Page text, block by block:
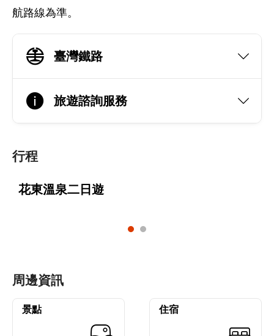
航路線為準。
臺灣鐵路
旅遊諮詢服務
行程
花東溫泉二日遊
周邊資訊
景點 住宿